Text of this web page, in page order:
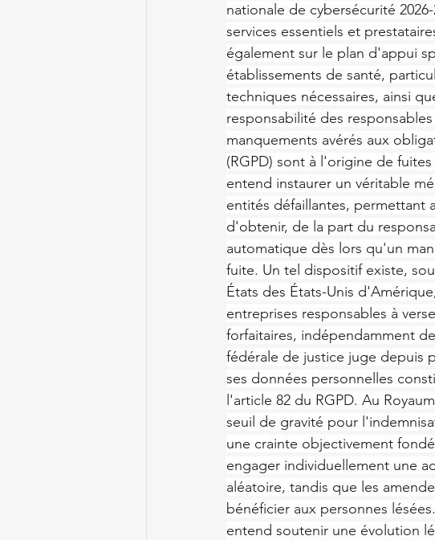
nationale de cybersécurité
services essentiels et
également sur le plan d'appui
établissements de santé,
techniques nécessaires, ainsi
responsabilité des
manquements avérés aux
(RGPD) sont à l'origine de
entend instaurer un véritable
entités défaillantes, permettant
d'obtenir, de la part du
automatique dès lors qu'un
fuite. Un tel dispositif existe,
États des États-Unis
entreprises responsables à
forfaitaires, indépendamment
fédérale de justice juge depuis
ses données personnelles
l'article 82 du RGPD. Au
seuil de gravité pour
une crainte objectivement
engager individuellement une
aléatoire, tandis que les
bénéficier aux personnes
entend soutenir une évolution